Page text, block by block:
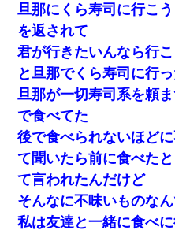
旦那にくら寿司に行こ
を返されて
君が行きたいんなら行
と旦那でくら寿司に行
旦那が一切寿司系を頼
で食べてた
後で食べられないほど
て聞いたら前に食べた
て言われたんだけど
そんなに不味いものな
私は友達と一緒に食べ